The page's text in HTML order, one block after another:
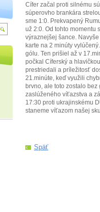
Cífer začal proti silnému
súperovho brankára
sme 1:0. Prekvapený
už 2:0. Od tohto momentu
výraznejšej šance.
karte na 2 minúty
gólu. Ten prišiel až v
počkal Cíferský a
prestriedali a príležitosť
21.minúte, keď využili
brvno, ale toto zostalo
zaslúženého víťazstva a
17:30 proti ukrajinskému
staneme víťazom našej
Späť